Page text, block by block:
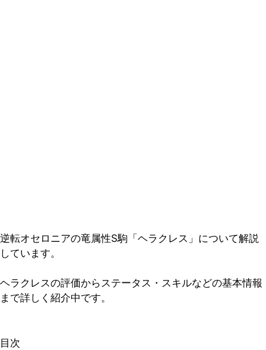
逆転オセロニアの竜属性S駒「ヘラクレス」について解説
しています。
ヘラクレスの評価からステータス・スキルなどの基本情報
まで詳しく紹介中です。
目次